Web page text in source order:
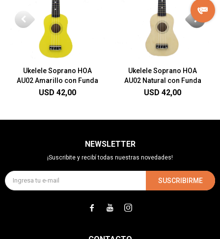
Ukelele Soprano HOA
AU02 Amarillo con Funda
USD 42,00
Ukelele Soprano HOA
AU02 Natural con Funda
USD 42,00
NEWSLETTER
¡Suscribite y recibí todas nuestras novedades!
SUSCRIBIRME
  